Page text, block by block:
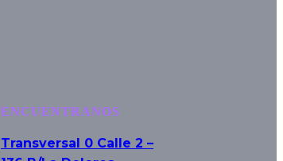
ENCUENTRANOS
Transversal 0 Calle 2 –